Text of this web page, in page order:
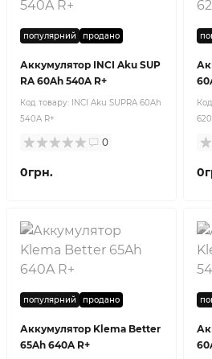
популярний продано
Аккумулятор INCI Aku SUP
RA 60Ah 540A R+
Код товару: INCI Aku SUPRA 60Ah
540A R+
0
0грн.
популярний продано
Аккумулятор Klema Better
65Ah 640A R+